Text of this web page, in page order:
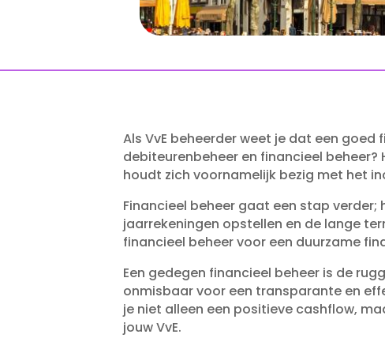
Als VvE beheerder weet je dat een
debiteurenbeheer en financieel
houdt zich voornamelijk bezig met het
Financieel beheer gaat een stap
jaarrekeningen opstellen en de lange
financieel beheer voor een duurzame
Een gedegen financieel beheer is de
onmisbaar voor een transparante en
je niet alleen een positieve cashflow,
jouw VvE.​